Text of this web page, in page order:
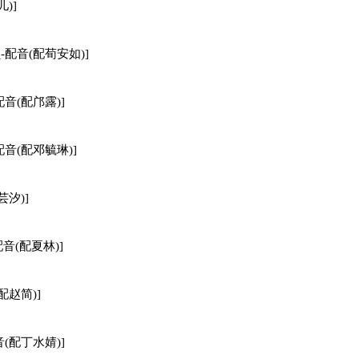
)]
配音(配荀安如)]
音(配邝露)]
音(配邓毓琳)]
汐)]
音(配夏林)]
赵简)]
(配丁水婧)]